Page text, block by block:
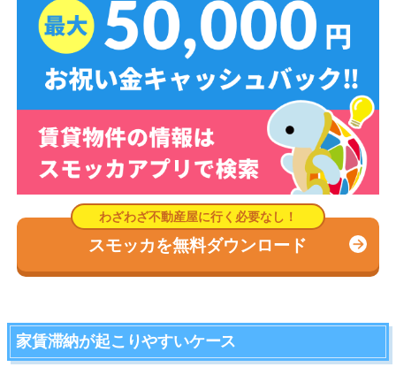
スモッカを無料ダウンロード
家賃滞納が起こりやすいケース